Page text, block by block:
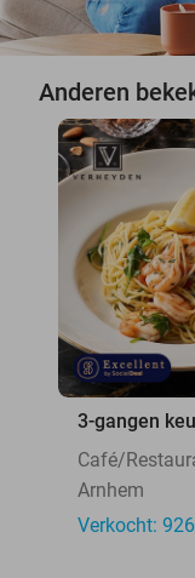
Anderen
3-gangen
Café/
Arnhem
Verkocht: 926